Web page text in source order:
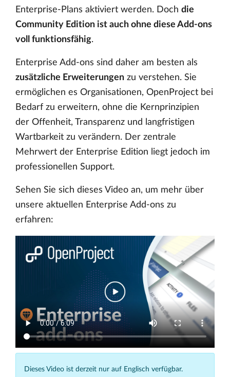
Enterprise-Plans aktiviert werden. Doch die
Community Edition ist auch ohne diese Add-ons
voll funktionsfähig.
Enterprise Add-ons sind daher am besten als
zusätzliche Erweiterungen zu verstehen. Sie
ermöglichen es Organisationen, OpenProject bei
Bedarf zu erweitern, ohne die Kernprinzipien
der Offenheit, Transparenz und langfristigen
Wartbarkeit zu verändern. Der zentrale
Mehrwert der Enterprise Edition liegt jedoch im
professionellen Support.
Sehen Sie sich dieses Video an, um mehr über
unsere aktuellen Enterprise Add-ons zu
erfahren:
Dieses Video ist derzeit nur auf Englisch verfügbar.